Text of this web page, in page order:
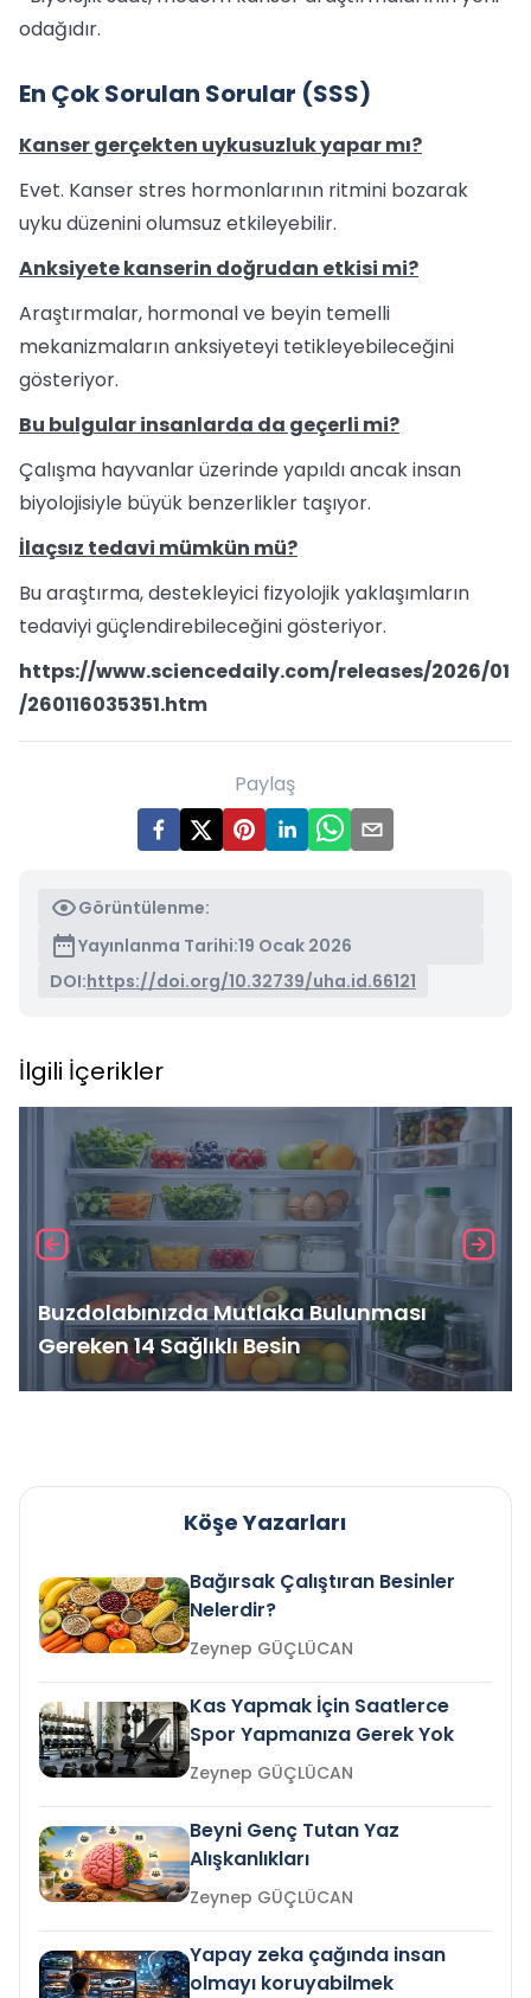
odağıdır.
En Çok Sorulan Sorular (SSS)
Kanser gerçekten uykusuzluk yapar mı?
Evet. Kanser stres hormonlarının ritmini bozarak
uyku düzenini olumsuz etkileyebilir.
Anksiyete kanserin doğrudan etkisi mi?
Araştırmalar, hormonal ve beyin temelli
mekanizmaların anksiyeteyi tetikleyebileceğini
gösteriyor.
Bu bulgular insanlarda da geçerli mi?
Çalışma hayvanlar üzerinde yapıldı ancak insan
biyolojisiyle büyük benzerlikler taşıyor.
İlaçsız tedavi mümkün mü?
Bu araştırma, destekleyici fizyolojik yaklaşımların
tedaviyi güçlendirebileceğini gösteriyor.
https://www.sciencedaily.com/releases/2026/01
/260116035351.htm
Paylaş
Görüntülenme:
Yayınlanma Tarihi:19 Ocak 2026
DOI:https://doi.org/10.32739/uha.id.66121
İlgili İçerikler
Buzdolabınızda Mutlaka Bulunması
Gereken 14 Sağlıklı Besin
Köşe Yazarları
Bağırsak Çalıştıran Besinler
Nelerdir?
Zeynep GÜÇLÜCAN
Kas Yapmak İçin Saatlerce
Spor Yapmanıza Gerek Yok
Zeynep GÜÇLÜCAN
Beyni Genç Tutan Yaz
Alışkanlıkları
Zeynep GÜÇLÜCAN
Yapay zeka çağında insan
olmayı koruyabilmek